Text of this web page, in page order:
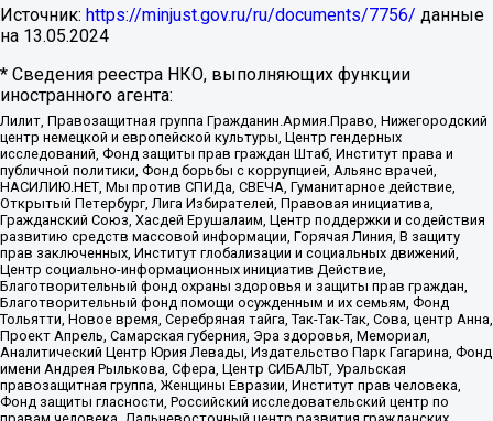
Источник: https://minjust.gov.ru/ru/documents/7756/ данные
на 13.05.2024
* Сведения реестра НКО, выполняющих функции
иностранного агента:
Лилит, Правозащитная группа Гражданин.Армия.Право, Нижегородский
центр немецкой и европейской культуры, Центр гендерных
исследований, Фонд защиты прав граждан Штаб, Институт права и
публичной политики, Фонд борьбы с коррупцией, Альянс врачей,
НАСИЛИЮ.НЕТ, Мы против СПИДа, СВЕЧА, Гуманитарное действие,
Открытый Петербург, Лига Избирателей, Правовая инициатива,
Гражданский Союз, Хасдей Ерушалаим, Центр поддержки и содействия
развитию средств массовой информации, Горячая Линия, В защиту
прав заключенных, Институт глобализации и социальных движений,
Центр социально-информационных инициатив Действие,
Благотворительный фонд охраны здоровья и защиты прав граждан,
Благотворительный фонд помощи осужденным и их семьям, Фонд
Тольятти, Новое время, Серебряная тайга, Так-Так-Так, Сова, центр Анна,
Проект Апрель, Самарская губерния, Эра здоровья, Мемориал,
Аналитический Центр Юрия Левады, Издательство Парк Гагарина, Фонд
имени Андрея Рылькова, Сфера, Центр СИБАЛЬТ, Уральская
правозащитная группа, Женщины Евразии, Институт прав человека,
Фонд защиты гласности, Российский исследовательский центр по